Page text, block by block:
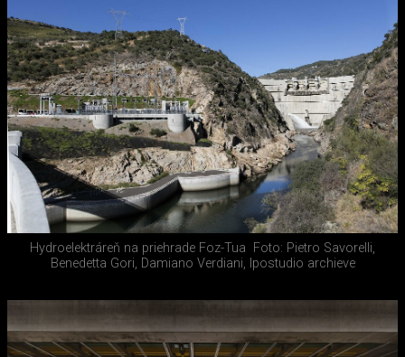
Hydroelektráreň na priehrade Foz-Tua
Foto: Pietro Savorelli,
Benedetta Gori, Damiano Verdiani, Ipostudio archieve